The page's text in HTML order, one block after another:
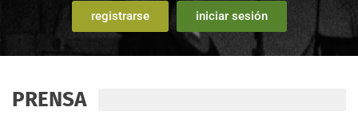
registrarse iniciar sesión
PRENSA